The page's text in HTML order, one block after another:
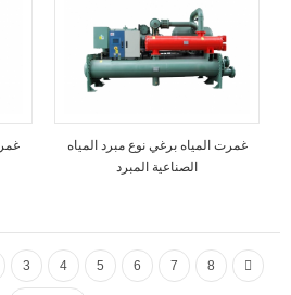
غمرت المياه برغي نوع مبرد المياه
الصناعية المبرد
3 4 5 6 7 8